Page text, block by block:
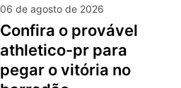
06 de agosto de 2026
confira o provável
athletico-pr para
pegar o vitória no